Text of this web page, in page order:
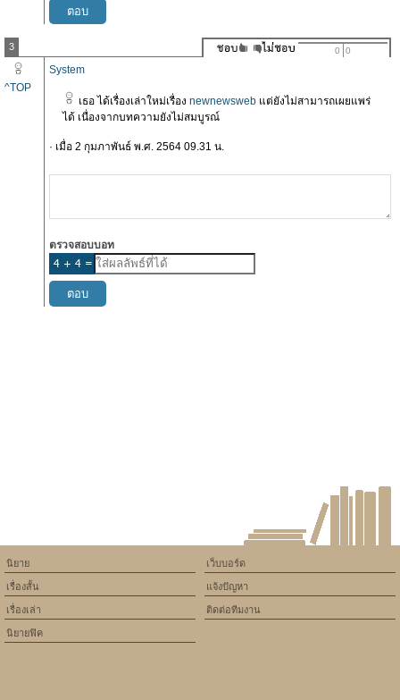
3 0 0
^TOP
System
เธอ ได้เรื่องเล่าใหม่เรื่อง newnewsweb แต่ยังไม่สามารถเผยแพร่
ได้ เนื่องจากบทความยังไม่สมบูรณ์
· เมื่อ 2 กุมภาพันธ์ พ.ศ. 2564 09.31 น.
ตรวจสอบบอท
เว็บบอร์ด
แจ้งปัญหา
ติดต่อทีมงาน
นิยาย
เรื่องสั้น
เรื่องเล่า
นิยายฟิค